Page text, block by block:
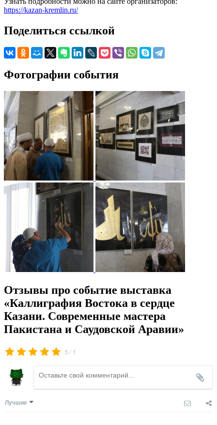
https://kazan-kremlin.ru/
Поделиться ссылкой
Фотографии события
Отзывы про событие выставка
«Каллиграфия Востока в сердце
Казани. Современные мастера
Пакистана и Саудовской Аравии»
5 / 1
Лучшие